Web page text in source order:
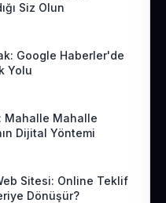
Siz Olun
Google Haberler'de
Yolu
Mahalle Mahalle
Dijital Yöntemi
Sitesi: Online Teklif
Dönüşür?